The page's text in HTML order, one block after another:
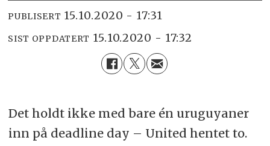
PUBLISERT 15.10.2020 - 17:31
SIST OPPDATERT 15.10.2020 - 17:32
Det holdt ikke med bare én uruguyaner
inn på deadline day – United hentet to.